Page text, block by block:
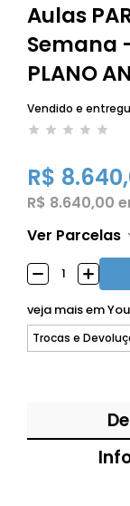
Aulas
Semana
PLANO
Vendido e
R$
R$ 8.640,00
Ver Parcelas
veja mais em
Trocas e